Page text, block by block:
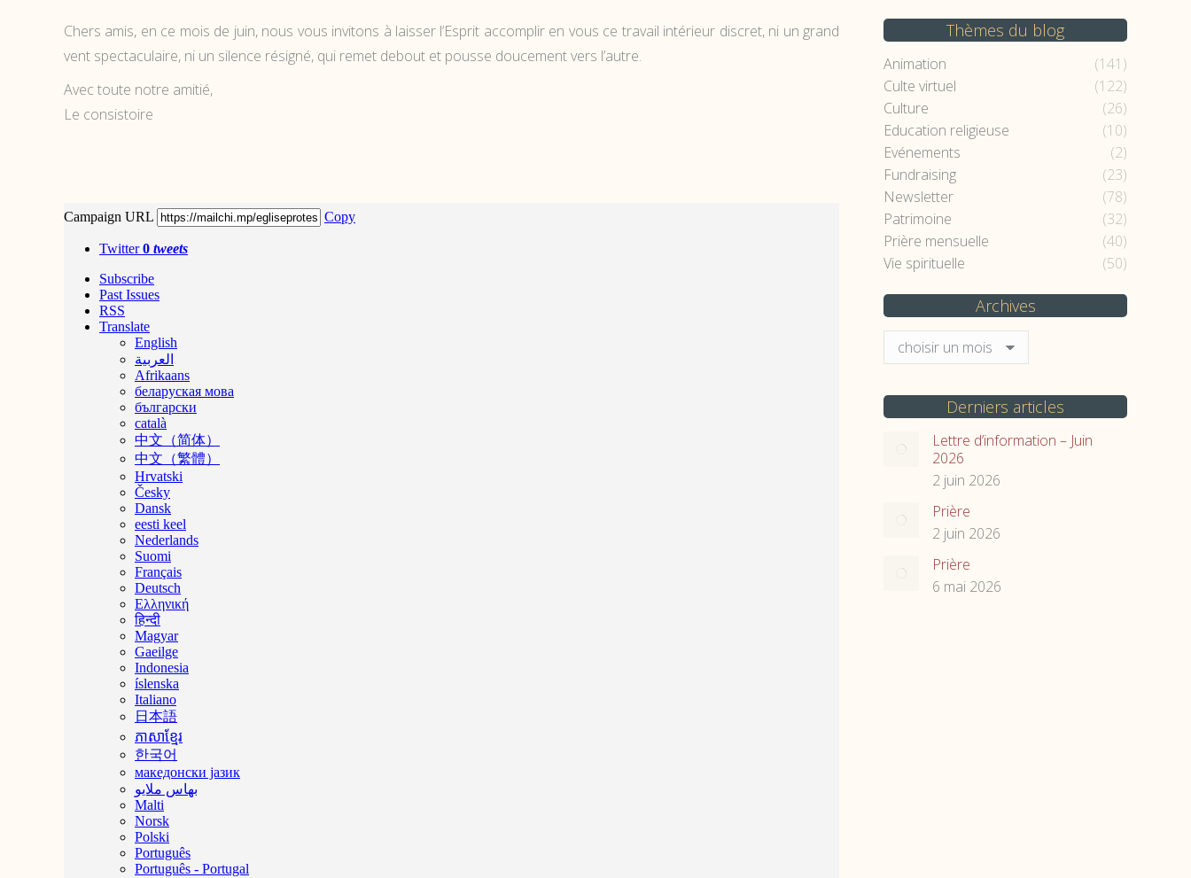
Chers amis, en ce mois de juin, nous vous invitons à laisser l’Esprit accomplir en vous ce travail intérieur discret, ni un grand
vent spectaculaire, ni un silence résigné, qui remet debout et pousse doucement vers l’autre.
Avec toute notre amitié,
Le consistoire
Thèmes du blog
Animation
(141)
Culte virtuel
(122)
Culture
(26)
Education religieuse
(10)
Evénements
(2)
Fundraising
(23)
Newsletter
(78)
Patrimoine
(32)
Prière mensuelle
(40)
Vie spirituelle
(50)
Archives
Archives
Derniers articles
Lettre d’information – Juin
2026
2 juin 2026
Prière
2 juin 2026
Prière
6 mai 2026